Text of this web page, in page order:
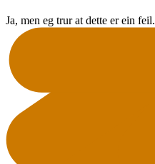
Ja, men eg trur at dette er ein feil.